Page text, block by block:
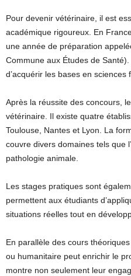
Pour devenir vétérinaire, il est
académique rigoureux. En
une année de préparation
Commune aux Études de
d’acquérir les bases en sciences
Après la réussite des concours,
vétérinaire. Il existe quatre
Toulouse, Nantes et Lyon. La
couvre divers domaines tels que
pathologie animale.
Les stages pratiques sont
permettent aux étudiants
situations réelles tout en
En parallèle des cours
ou humanitaire peut enrichir le
montre non seulement leur